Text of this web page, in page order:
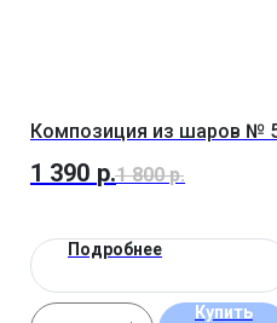
Композиция из шаров №
1 390 р.1 800 р.
Подробнее
Купить